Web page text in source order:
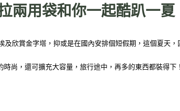
兩用袋和你一起酷趴一夏
欣賞金字塔，抑或是在國內安排個短假期，這個夏天，
尚，還可擴充大容量，旅行途中，再多的東西都裝得下！